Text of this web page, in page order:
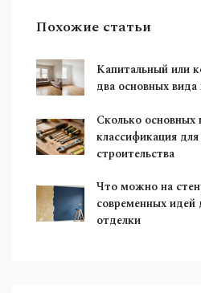
Похожие статьи
Капитальный или
два основных
Сколько основных
классификация
строительства
Что можно на
современных идей
отделки